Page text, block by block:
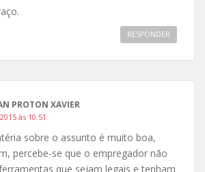
RESPONDER
PROTON XAVIER
às 10:51
sobre o assunto é muito boa,
percebe-se que o empregador não
que sejam legais e tenham